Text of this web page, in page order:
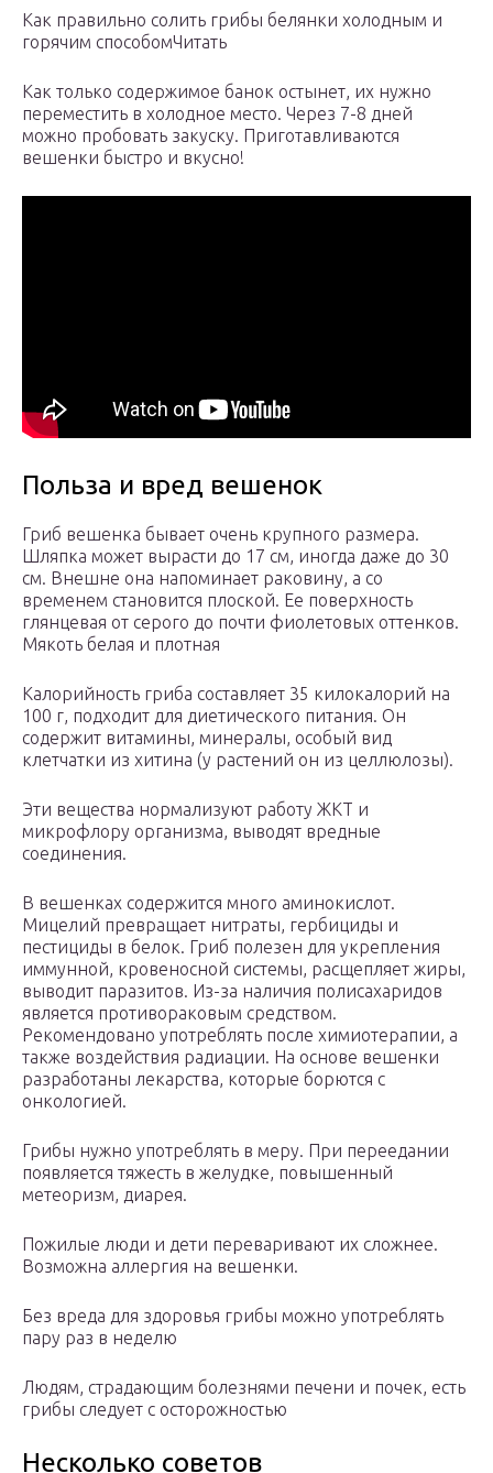
Как правильно солить грибы белянки холодным и
горячим способомЧитать
Как только содержимое банок остынет, их нужно
переместить в холодное место. Через 7-8 дней
можно пробовать закуску. Приготавливаются
вешенки быстро и вкусно!
Польза и вред вешенок
Гриб вешенка бывает очень крупного размера.
Шляпка может вырасти до 17 см, иногда даже до 30
см. Внешне она напоминает раковину, а со
временем становится плоской. Ее поверхность
глянцевая от серого до почти фиолетовых оттенков.
Мякоть белая и плотная
Калорийность гриба составляет 35 килокалорий на
100 г, подходит для диетического питания. Он
содержит витамины, минералы, особый вид
клетчатки из хитина (у растений он из целлюлозы).
Эти вещества нормализуют работу ЖКТ и
микрофлору организма, выводят вредные
соединения.
В вешенках содержится много аминокислот.
Мицелий превращает нитраты, гербициды и
пестициды в белок. Гриб полезен для укрепления
иммунной, кровеносной системы, расщепляет жиры,
выводит паразитов. Из-за наличия полисахаридов
является противораковым средством.
Рекомендовано употреблять после химиотерапии, а
также воздействия радиации. На основе вешенки
разработаны лекарства, которые борются с
онкологией.
Грибы нужно употреблять в меру. При переедании
появляется тяжесть в желудке, повышенный
метеоризм, диарея.
Пожилые люди и дети переваривают их сложнее.
Возможна аллергия на вешенки.
Без вреда для здоровья грибы можно употреблять
пару раз в неделю
Людям, страдающим болезнями печени и почек, есть
грибы следует с осторожностью
Несколько советов